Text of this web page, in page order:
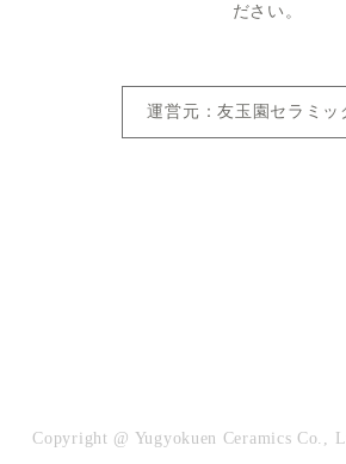
ださい。
運営元：友玉園セラミッ
Copyright @ Yugyokuen Ceramics Co.,